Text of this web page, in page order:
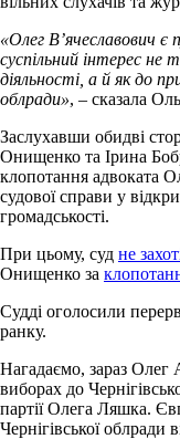
«Олег В’ячеславович є
суспільний інтерес не
діяльності, а й як до
облради», – сказала
Заслухавши обидві
Онищенко та Ірина
клопотання адвоката
судової справи у
громадськості.
При цьому, суд не
Онищенко за
Судді оголосили
ранку.
Нагадаємо, зараз Олег
виборах до
партії Олега Ляшка.
Чернігівської облради